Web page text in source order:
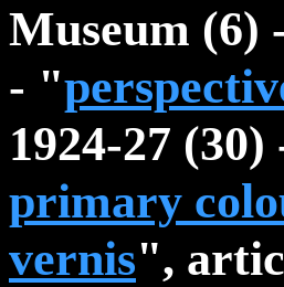
Museum (6)
- "
1924-27 (30)
primary
vernis",